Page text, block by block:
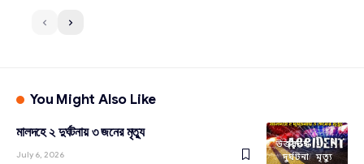
You Might Also Like
উত্তরবঙ্গ
দুর্ঘটনা মৃত্যু
মালদহে ২ দুর্ঘটনায় ৩ জনের মৃত্যু
July 6, 2026